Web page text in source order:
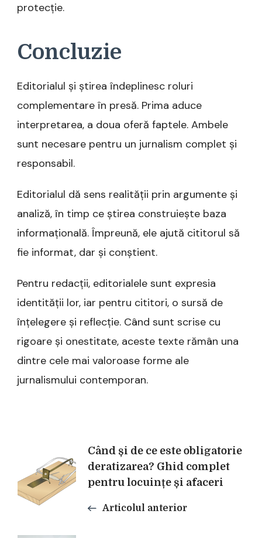
protecție.
Concluzie
Editorialul și știrea îndeplinesc roluri
complementare în presă. Prima aduce
interpretarea, a doua oferă faptele. Ambele
sunt necesare pentru un jurnalism complet și
responsabil.
Editorialul dă sens realității prin argumente și
analiză, în timp ce știrea construiește baza
informațională. Împreună, ele ajută cititorul să
fie informat, dar și conștient.
Pentru redacții, editorialele sunt expresia
identității lor, iar pentru cititori, o sursă de
înțelegere și reflecție. Când sunt scrise cu
rigoare și onestitate, aceste texte rămân una
dintre cele mai valoroase forme ale
jurnalismului contemporan.
Navigare
în
articole
Când și de ce este obligatorie
deratizarea? Ghid complet
pentru locuințe și afaceri
Articolul anterior